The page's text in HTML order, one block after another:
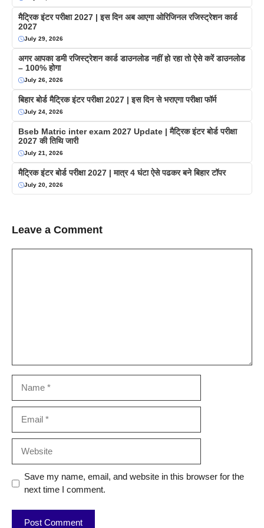
मैट्रिक इंटर परीक्षा 2027 | इस दिन अब आएगा ओरिजिनल रजिस्ट्रेशन कार्ड
2027
July 29, 2026
अगर आपका डमी रजिस्ट्रेशन कार्ड डाउनलोड नहीं हो रहा तो ऐसे करें डाउनलोड
– 100% होगा
July 26, 2026
बिहार बोर्ड मैट्रिक इंटर परीक्षा 2027 | इस दिन से भराएगा परीक्षा फॉर्म
July 24, 2026
Bseb Matric inter exam 2027 Update | मैट्रिक इंटर बोर्ड परीक्षा
2027 की तिथि जारी
July 21, 2026
मैट्रिक इंटर बोर्ड परीक्षा 2027 | मात्र 4 घंटा ऐसे पढकर बने बिहार टॉपर
July 20, 2026
Leave a Comment
Save my name, email, and website in this browser for the
next time I comment.